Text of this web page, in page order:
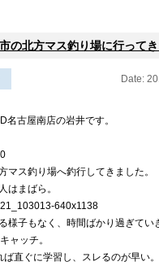
の北方マス釣り場に行って
Date:
名古屋南店の岩井です。
マス釣り場へ釣行してきました。
はまばら。
様子もなく、時間ばかり過ぎてい
ャッチ。
直ぐに学習し、スレるのが早い。